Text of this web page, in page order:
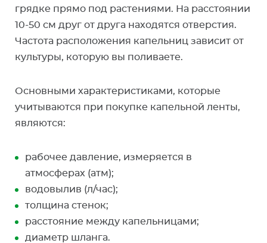
грядке прямо под растениями. На расстоянии
10-50 см друг от друга находятся отверстия.
Частота расположения капельниц зависит от
культуры, которую вы поливаете.
Основными характеристиками, которые
учитываются при покупке капельной ленты,
являются:
рабочее давление, измеряется в
атмосферах (атм);
водовылив (л/час);
толщина стенок;
расстояние между капельницами;
диаметр шланга.